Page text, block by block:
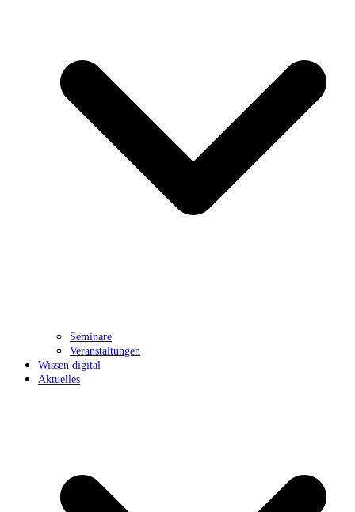
Seminare
Veranstaltungen
Wissen digital
Aktuelles